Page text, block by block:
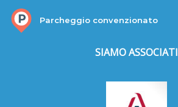
Parcheggio convenzionato
SIAMO ASSOCIATI